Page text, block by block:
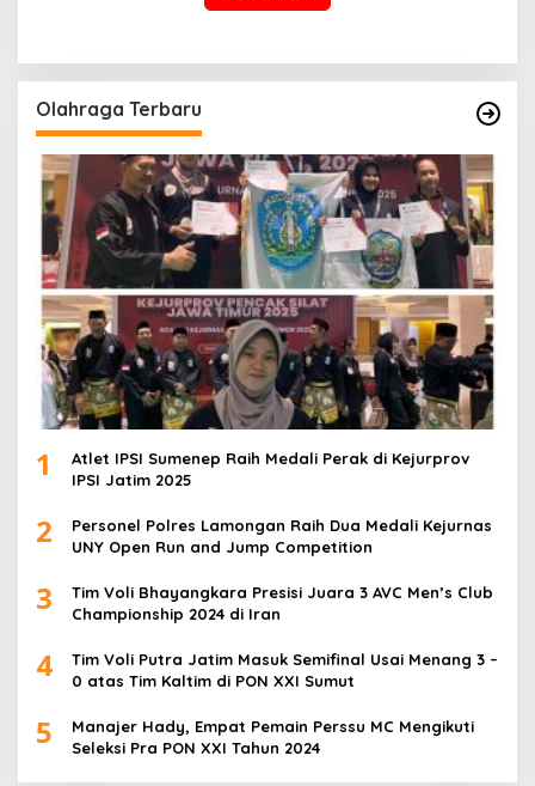
Olahraga Terbaru
1
Atlet IPSI Sumenep Raih Medali Perak di Kejurprov
IPSI Jatim 2025
2
Personel Polres Lamongan Raih Dua Medali Kejurnas
UNY Open Run and Jump Competition
3
Tim Voli Bhayangkara Presisi Juara 3 AVC Men’s Club
Championship 2024 di Iran
4
Tim Voli Putra Jatim Masuk Semifinal Usai Menang 3 –
0 atas Tim Kaltim di PON XXI Sumut
5
Manajer Hady, Empat Pemain Perssu MC Mengikuti
Seleksi Pra PON XXI Tahun 2024